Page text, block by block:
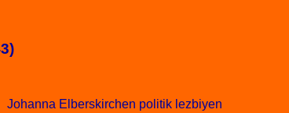
Johanna Elberskirchen politik lezbiyen